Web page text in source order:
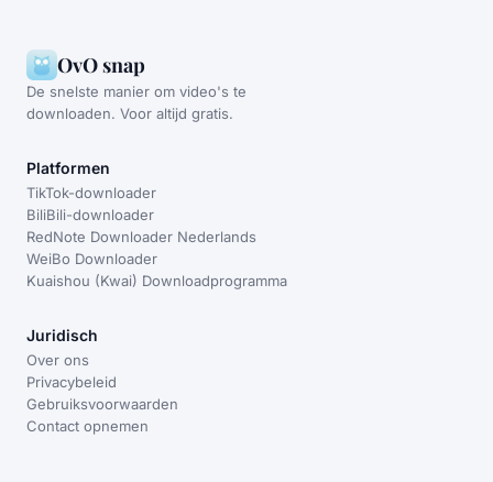
OvO snap
De snelste manier om video's te
downloaden. Voor altijd gratis.
Platformen
TikTok-downloader
BiliBili-downloader
RedNote Downloader Nederlands
WeiBo Downloader
Kuaishou (Kwai) Downloadprogramma
Juridisch
Over ons
Privacybeleid
Gebruiksvoorwaarden
Contact opnemen